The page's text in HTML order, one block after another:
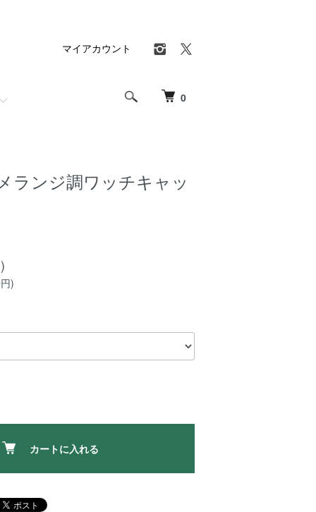
0
マイアカウント
ランジ調ワッチキャッ
)
カートに入れる